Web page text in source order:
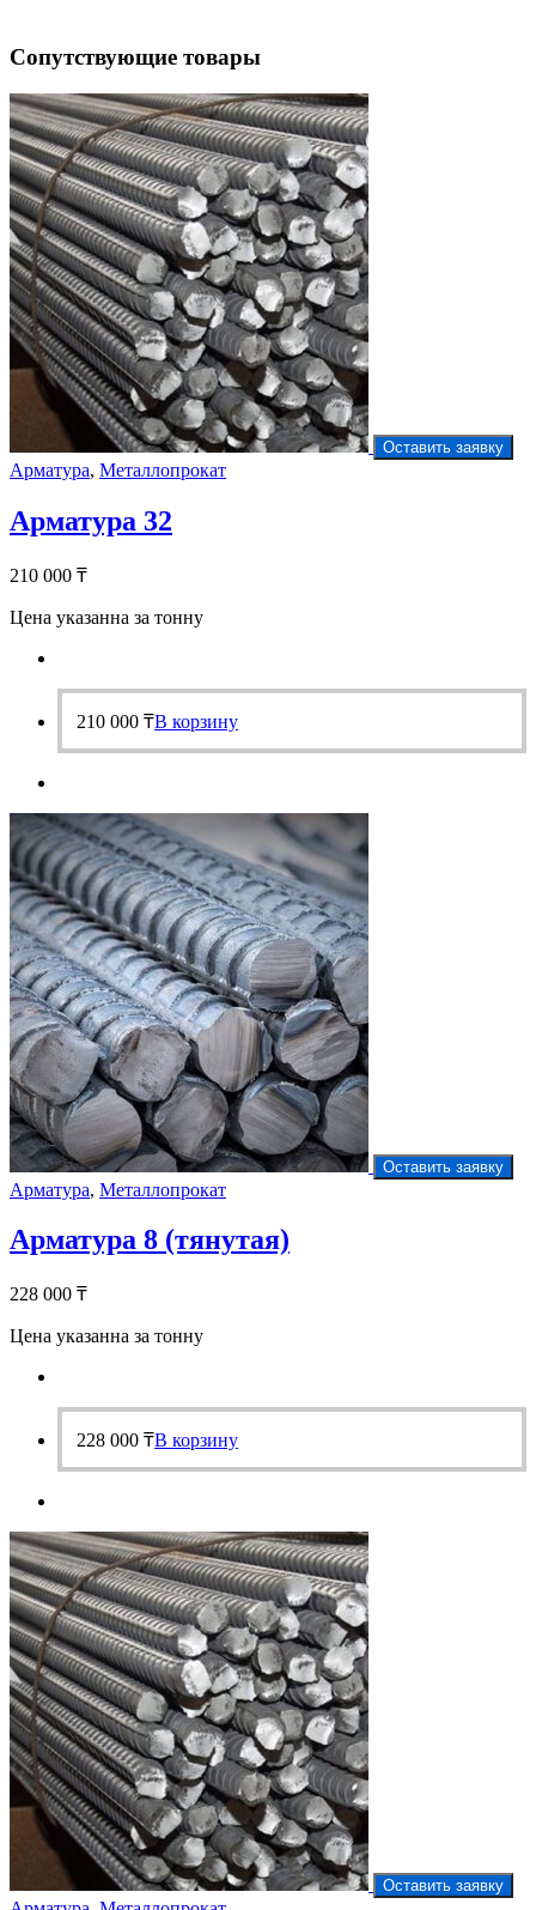
Cопутствующие товары
Оставить заявку
Арматура, Металлопрокат
Арматура 32
210 000 ₸
Цена указанна за тонну
210 000 ₸В корзину
Оставить заявку
Арматура, Металлопрокат
Арматура 8 (тянутая)
228 000 ₸
Цена указанна за тонну
228 000 ₸В корзину
Оставить заявку